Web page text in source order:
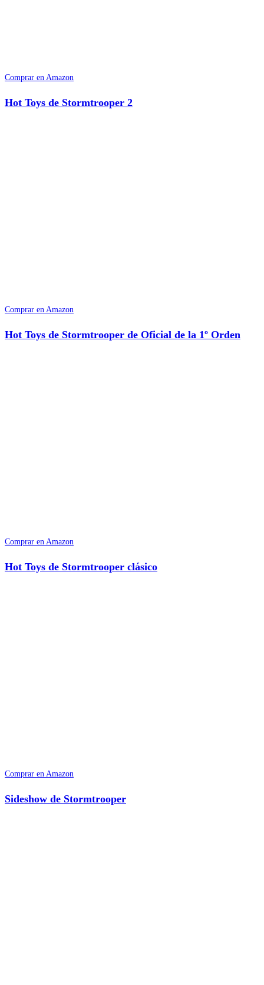
Comprar en Amazon
Hot Toys de Stormtrooper 2
Comprar en Amazon
Hot Toys de Stormtrooper de Oficial de la 1º Orden
Comprar en Amazon
Hot Toys de Stormtrooper clásico
Comprar en Amazon
Sideshow de Stormtrooper